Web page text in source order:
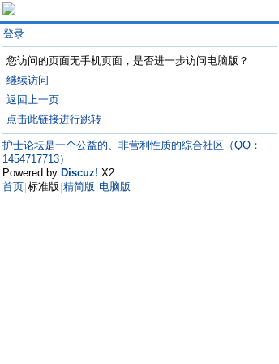
登录
您访问的页面无手机页面，是否进一步访问电脑版？
继续访问
返回上一页
点击此链接进行跳转
护士论坛是一个公益的、非营利性质的综合社区（QQ：
1454717713）
Powered by Discuz! X2
首页 标准版 精简版 电脑版